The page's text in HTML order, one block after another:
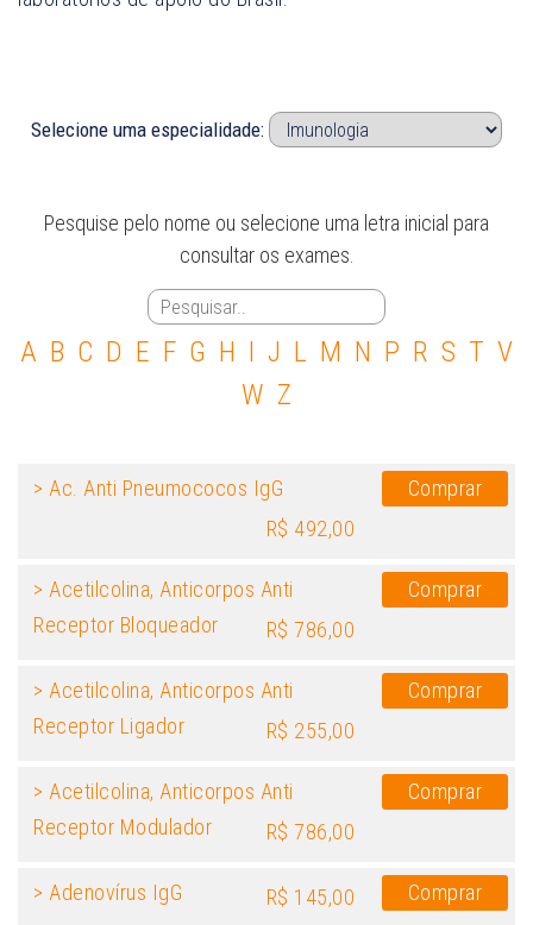
Selecione uma especialidade:
Pesquise pelo nome ou selecione uma letra inicial para
consultar os exames.
A B C D E F G H I J L M N P R S T V
W Z
> Ac. Anti Pneumococos IgG
R$ 492,00
Comprar
> Acetilcolina, Anticorpos Anti
Receptor Bloqueador
R$ 786,00
Comprar
> Acetilcolina, Anticorpos Anti
Receptor Ligador
R$ 255,00
Comprar
> Acetilcolina, Anticorpos Anti
Receptor Modulador
R$ 786,00
Comprar
> Adenovírus IgG R$ 145,00 Comprar